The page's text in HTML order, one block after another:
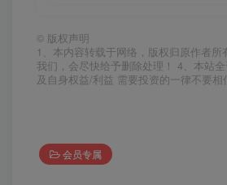
© 版权声明
1、本内容转载于网络，版权归原作者
我们，会尽快给予删除处理！ 4、本站
及自身权益/利益 需要投资的一律不要
会员专属